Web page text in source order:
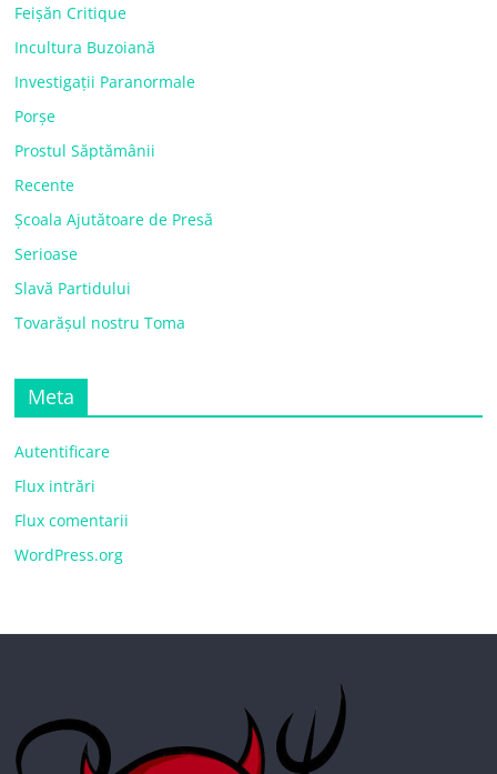
Feișăn Critique
Incultura Buzoiană
Investigații Paranormale
Porșe
Prostul Săptămânii
Recente
Școala Ajutătoare de Presă
Serioase
Slavă Partidului
Tovarășul nostru Toma
Meta
Autentificare
Flux intrări
Flux comentarii
WordPress.org